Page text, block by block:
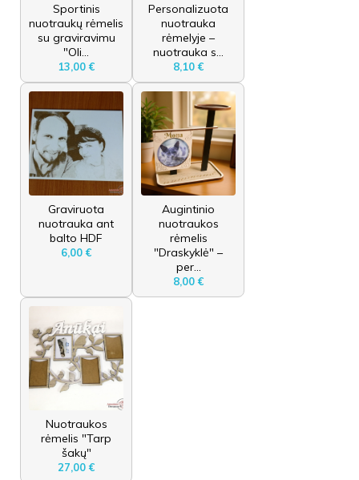
Sportinis
nuotraukų rėmelis
su graviravimu
"Oli...
13,00 €
Personalizuota
nuotrauka
rėmelyje –
nuotrauka s...
8,10 €
Graviruota
nuotrauka ant
balto HDF
6,00 €
Augintinio
nuotraukos
rėmelis
"Draskyklė" –
per...
8,00 €
Nuotraukos
rėmelis "Tarp
šakų"
27,00 €